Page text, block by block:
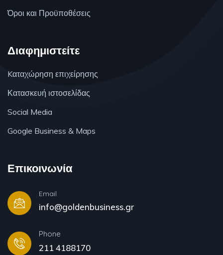
Όροι και Προϋποθέσεις
Διαφημιστείτε
Kαταχώρηση επιχείρησης
Κατασκευή ιστοσελίδας
Social Media
Google Business & Maps
Επικοινωνία
Email
info@goldenbusiness.gr
Phone
211 4188170